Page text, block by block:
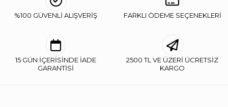
%100 GÜVENLİ ALIŞVERİŞ FARKLI ÖDEME SEÇENEKLERİ
15 GÜN İÇERİSİNDE İADE
GARANTİSİ
2500 TL VE ÜZERİ ÜCRETSİZ
KARGO